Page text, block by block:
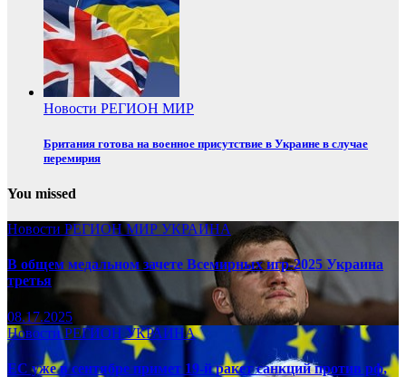
Новости РЕГИОН МИР
Британия готова на военное присутствие в Украине в случае
перемирия
You missed
Новости РЕГИОНМИР УКРАИНА
В общем медальном зачете Всемирных игр-2025 Украина
третья
08.17.2025
НовостиРЕГИОНУКРАИНА
ЕС уже в сентябре примет 19-й ракет санкций против рф,